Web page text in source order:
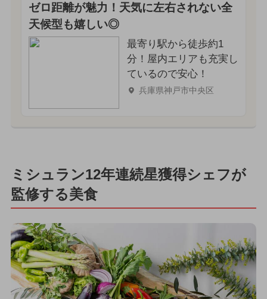
ゼロ距離が魅力！天気に左右されない全
天候型も嬉しい◎
最寄り駅から徒歩約1
分！屋内エリアも充実し
ているので安心！
兵庫県神戸市中央区
ミシュラン12年連続星獲得シェフが
監修する美食